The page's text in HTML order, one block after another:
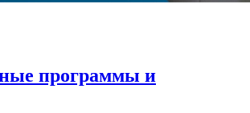
программы и